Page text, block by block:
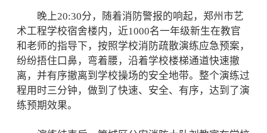
晚上20:30分，随着消防警报的响起，郑州市艺
术工程学校宿舍楼内，近1000名一年级新生在教官
和老师的指导下，按照学校消防疏散演练应急预案，
纷纷捂住口鼻，弯着腰，沿着学校楼梯通道快速撤
离，并有序撤离到学校操场的安全地带。整个演练过
程用时三分钟，做到了快速、安全、有序，达到了演
练预期效果。